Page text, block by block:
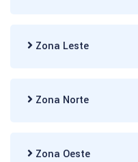
Zona Leste
Zona Norte
Zona Oeste